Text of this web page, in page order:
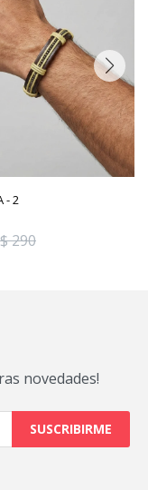
- 2
$290
novedades!
SUSCRIBIRME